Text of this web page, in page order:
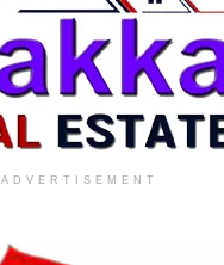
ADVERTISEMENT